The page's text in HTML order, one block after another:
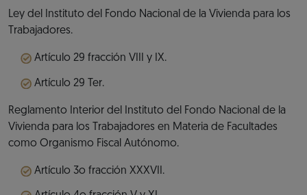
Ley del Instituto del Fondo Nacional de la Vivienda para los
Trabajadores.
Artículo 29 fracción VIII y IX.
Artículo 29 Ter.
Reglamento Interior del Instituto del Fondo Nacional de la
Vivienda para los Trabajadores en Materia de Facultades
como Organismo Fiscal Autónomo.
Artículo 3o fracción XXXVII.